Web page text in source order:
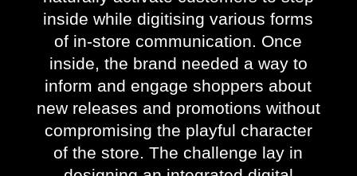
inside while digitising various forms
of in-store communication. Once
inside, the brand needed a way to
inform and engage shoppers about
new releases and promotions without
compromising the playful character
of the store. The challenge lay in